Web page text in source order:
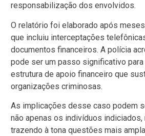
responsabilização dos envolvidos.
O relatório foi elaborado após
que incluiu interceptações
documentos financeiros. A polícia
pode ser um passo significativo
estrutura de apoio financeiro que
organizações criminosas.
As implicações desse caso podem
não apenas os indivíduos indiciados,
trazendo à tona questões mais